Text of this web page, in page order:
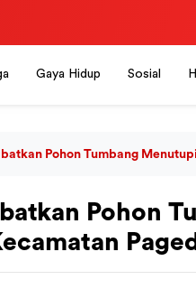
Gaya Hidup Sosial
Pohon Tumbang
Pohon